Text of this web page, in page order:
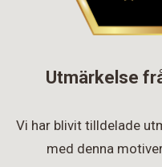
Utmärkelse
Vi har blivit tilldelade
med denna